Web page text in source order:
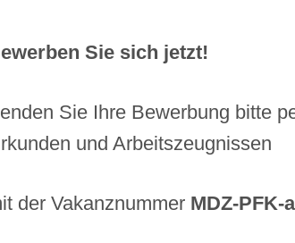
Sie sich jetzt!
Sie Ihre Bewerbung bitte
und Arbeitszeugnissen
der Vakanznummer MDZ-PFK-